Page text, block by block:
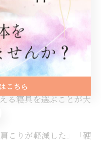
要です。柔らかすぎる
やすくなります。逆に
なり、肩や背中の筋肉
度な硬さと反発力を持
る寝具を選ぶことが大
こりが軽減した」「硬
こちら
こちら